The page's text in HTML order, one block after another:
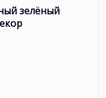
зелёный